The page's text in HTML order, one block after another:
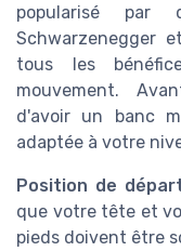
popularisé par
Schwarzenegger
tous les
mouvement.
d'avoir un banc
adaptée à votre
Position de
que votre tête et
pieds doivent être